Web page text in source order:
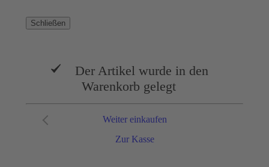
Schließen
Der Artikel wurde in den
Warenkorb gelegt
Zur Kasse
Weiter einkaufen